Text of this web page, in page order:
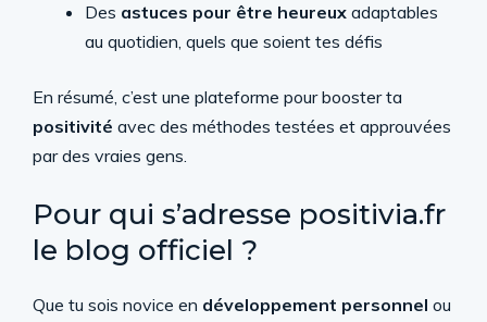
Des astuces pour être heureux adaptables
au quotidien, quels que soient tes défis
En résumé, c’est une plateforme pour booster ta
positivité avec des méthodes testées et approuvées
par des vraies gens.
Pour qui s’adresse positivia.fr
le blog officiel ?
Que tu sois novice en développement personnel ou